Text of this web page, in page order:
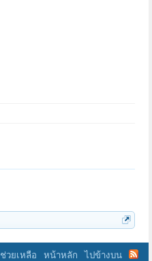
ช่วยเหลือ หน้าหลัก ไปข้างบน